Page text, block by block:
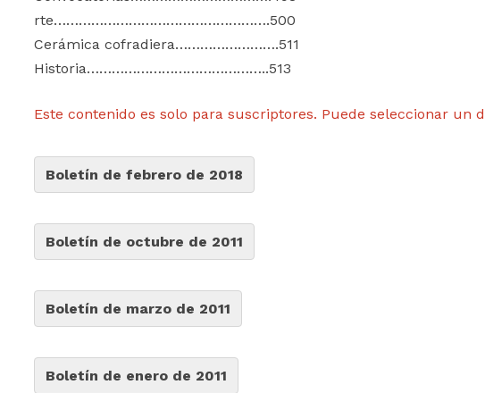
rte…………………………………………….500
Cerámica cofradiera…………………….511
Historia……………………………………..513
Este contenido es solo para suscriptores. Puede seleccionar un
Boletín de febrero de 2018
Boletín de octubre de 2011
Boletín de marzo de 2011
Boletín de enero de 2011